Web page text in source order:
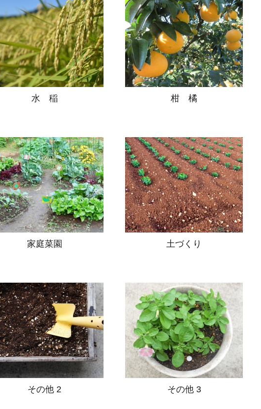
水 稲 柑 橘
家庭菜園 土づくり
その他 2 その他 3